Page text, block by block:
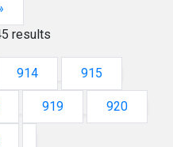
results
914 915
919 920